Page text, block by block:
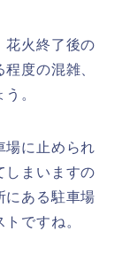
花火終了後の
度の混雑、
。
場に止められ
しまいますの
にある駐車場
ですね。